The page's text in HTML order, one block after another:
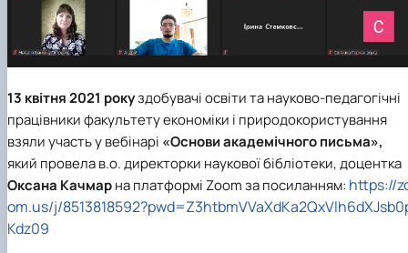
13 квітня 2021 рокуздобувачі освіти та науково-педагогічні
працівники факультету економіки і природокористування
взяли участь у вебінарі «Основи академічного письма»,
який провела в.о. директорки наукової бібліотеки, доцентка
Оксана Качмарна платформі Zoom за посиланням: https://
om.us/j/
Kdz09